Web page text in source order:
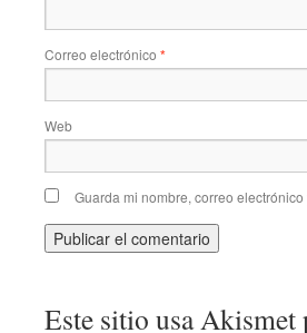
Correo electrónico *
Web
Guarda mi nombre, correo
Este sitio usa